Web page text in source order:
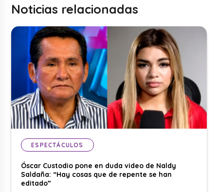
Noticias relacionadas
ESPECTÁCULOS
Óscar Custodio pone en duda video de Naldy
Saldaña: “Hay cosas que de repente se han
editado”